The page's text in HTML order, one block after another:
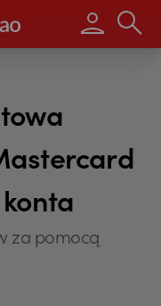
Wpisz
konta
za pomocą